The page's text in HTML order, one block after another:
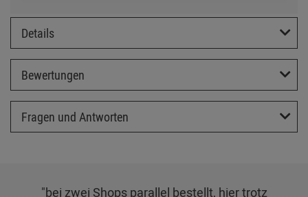
Details
Bewertungen
Fragen und Antworten
"bei zwei Shops parallel bestellt, hier trotz